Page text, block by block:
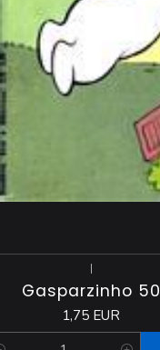
|
Gasparzinho 50
1,75 EUR